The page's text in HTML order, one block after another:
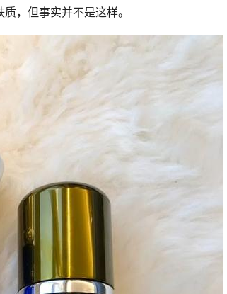
，但事实并不是这样。